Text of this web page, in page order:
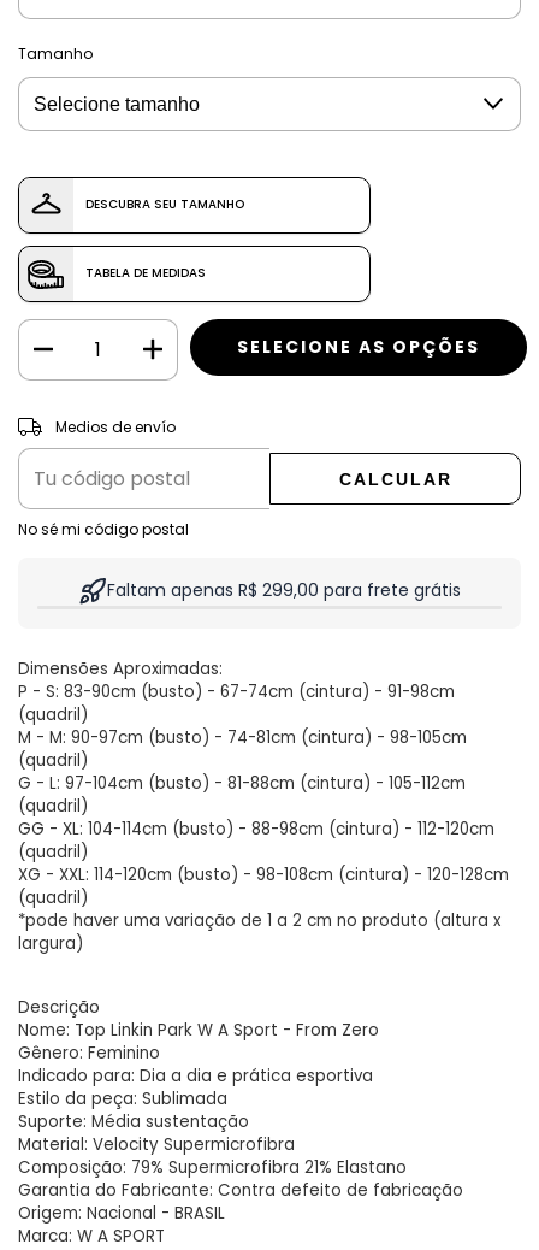
Tamanho
DESCUBRA SEU TAMANHO
TABELA DE MEDIDAS
Entregas para el CP:
Medios de envío
CALCULAR
No sé mi código postal
Faltam apenas R$ 299,00 para frete grátis
Dimensões Aproximadas:
P - S: 83-90cm (busto) - 67-74cm (cintura) - 91-98cm
(quadril)
M - M: 90-97cm (busto) - 74-81cm (cintura) - 98-105cm
(quadril)
G - L: 97-104cm (busto) - 81-88cm (cintura) - 105-112cm
(quadril)
GG - XL: 104-114cm (busto) - 88-98cm (cintura) - 112-120cm
(quadril)
XG - XXL: 114-120cm (busto) - 98-108cm (cintura) - 120-128cm
(quadril)
*pode haver uma variação de 1 a 2 cm no produto (altura x
largura)
Descrição
Nome: Top Linkin Park W A Sport - From Zero
Gênero: Feminino
Indicado para: Dia a dia e prática esportiva
Estilo da peça: Sublimada
Suporte: Média sustentação
Material: Velocity Supermicrofibra
Composição: 79% Supermicrofibra 21% Elastano
Garantia do Fabricante: Contra defeito de fabricação
Origem: Nacional - BRASIL
Marca: W A SPORT